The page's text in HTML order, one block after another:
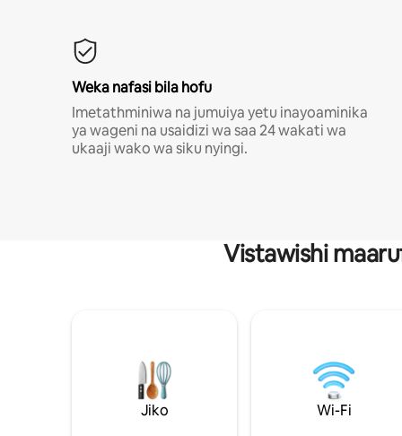
Weka nafasi bila hofu
Imetathminiwa na jumuiya yetu inayoaminika
ya wageni na usaidizi wa saa 24 wakati wa
ukaaji wako wa siku nyingi.
Vistawishi
Jiko Wi-Fi